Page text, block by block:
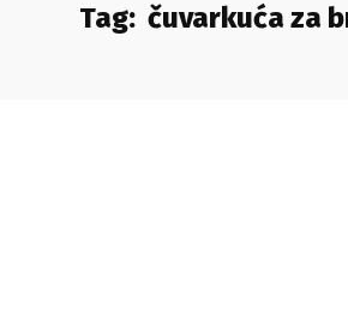
Tag: čuvarkuća za